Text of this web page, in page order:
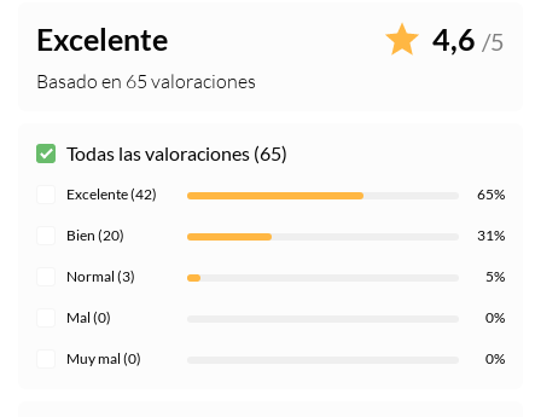
Excelente 4,6 /5
Basado en 65 valoraciones
Todas las valoraciones (65)
Excelente (42) 65%
Bien (20) 31%
Normal (3) 5%
Mal (0) 0%
Muy mal (0) 0%